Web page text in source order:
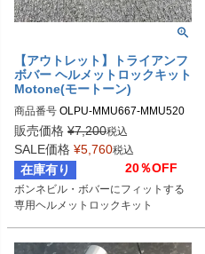
【アウトレット】トライアンフ
ボバー ヘルメットロックキット
Motone(モートーン)
商品番号 OLPU-MMU667-MMU520
販売価格 ¥7,200税込
SALE価格 ¥5,760税込
在庫有り 20％OFF
ボンネビル・ボバーにフィットする
専用ヘルメットロックキット